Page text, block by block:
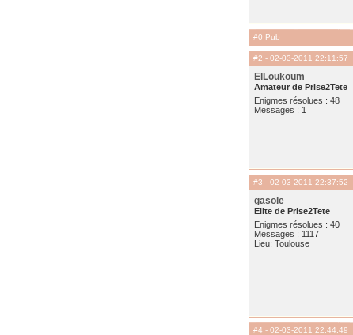
#0 Pub
#2 - 02-03-2011 22:11:57
ElLoukoum
Amateur de Prise2Tete
Enigmes résolues : 48
Messages : 1
#3 - 02-03-2011 22:37:52
gasole
Elite de Prise2Tete
Enigmes résolues : 40
Messages : 1117
Lieu: Toulouse
#4 - 02-03-2011 22:44:49